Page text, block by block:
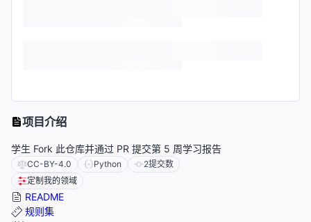
项目介绍
学生 Fork 此仓库并通过 PR 提交第 5 周学习报告
CC-BY-4.0 Python 2提交数
定制我的领域
README
规则集